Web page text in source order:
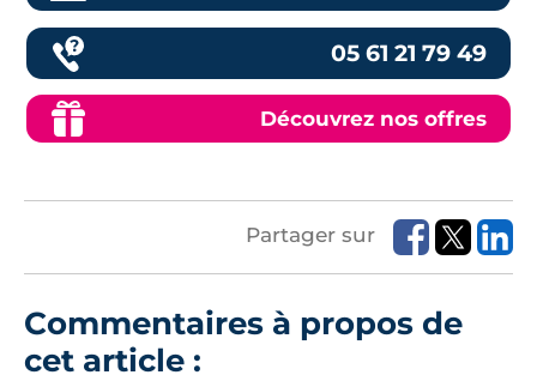
05 61 21 79 49
Découvrez nos offres
Partager sur
Commentaires à propos de
cet article :